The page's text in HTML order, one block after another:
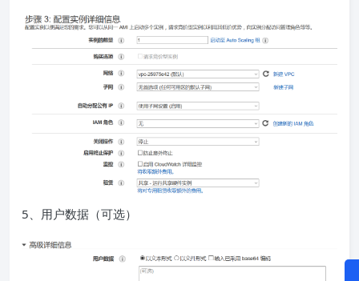
5、用户数据（可选）